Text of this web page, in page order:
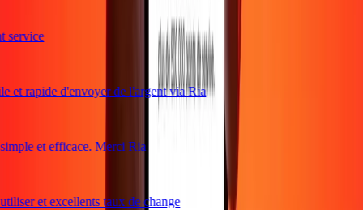
rapide d'envoyer de l'argent via Ria
et efficace. Merci Ria
et excellents taux de change